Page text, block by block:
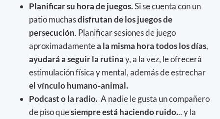
Planificar su hora de juegos.Si se cuenta con un
patio muchasdisfrutan de los juegos de
persecución. Planificar sesiones de juego
aproximadamentea la misma hora todos los días,
ayudará a seguir la rutinay, a la vez, le ofrecerá
estimulación física y mental, además de estrechar
el vínculo humano-animal.
Podcast o la radio. A nadie le gusta un compañero
de piso quesiempre está haciendo ruido... y la